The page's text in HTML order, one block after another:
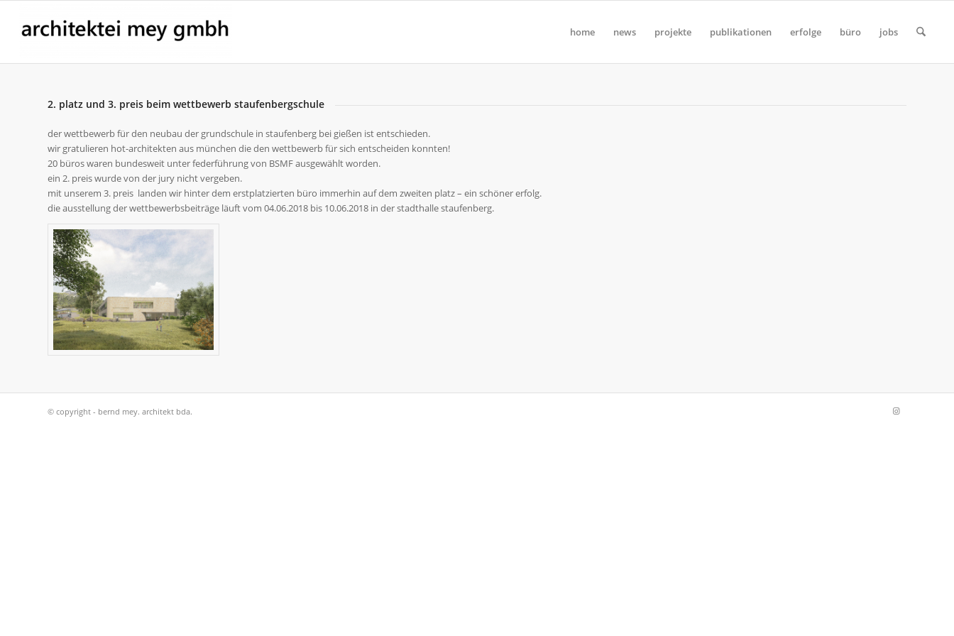
home news projekte publikationen erfolge büro jobs
2. platz und 3. preis beim wettbewerb staufenbergschule
der wettbewerb für den neubau der grundschule in staufenberg bei gießen ist entschieden.
wir gratulieren hot-architekten aus münchen die den wettbewerb für sich entscheiden konnten!
20 büros waren bundesweit unter federführung von BSMF ausgewählt worden.
ein 2. preis wurde von der jury nicht vergeben.
mit unserem 3. preis landen wir hinter dem erstplatzierten büro immerhin auf dem zweiten platz – ein schöner erfolg.
die ausstellung der wettbewerbsbeiträge läuft vom 04.06.2018 bis 10.06.2018 in der stadthalle staufenberg.
© copyright - bernd mey. architekt bda.